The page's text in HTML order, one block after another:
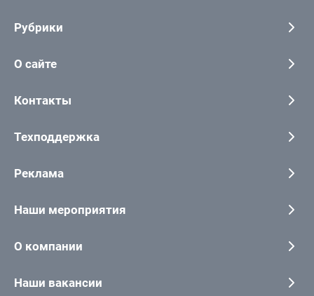
Рубрики
О сайте
Контакты
Техподдержка
Реклама
Наши мероприятия
О компании
Наши вакансии